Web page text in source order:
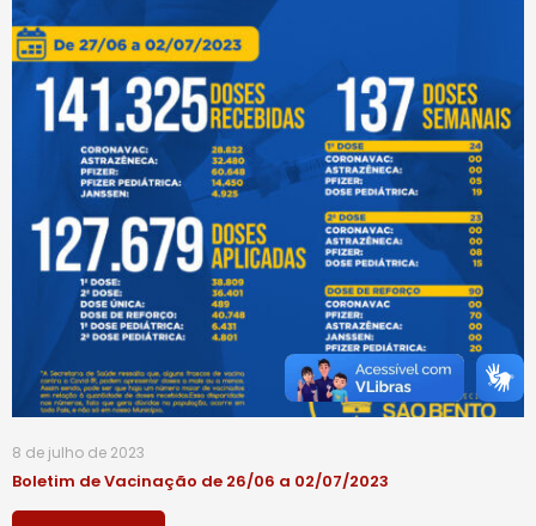
8 de julho de 2023
Boletim de Vacinação de 26/06 a 02/07/2023